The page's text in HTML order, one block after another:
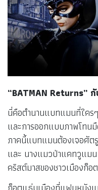
“BATMAN Returns”
นี่คือตำนานแบทแมนที่ใคร
และการออกแบบภาพโทน
ภาคนี้แบทแมนต้องเจอศัต
และ นางแมวป่าแคทวูแม
คริสต์มาสของชาวเมืองก็อ